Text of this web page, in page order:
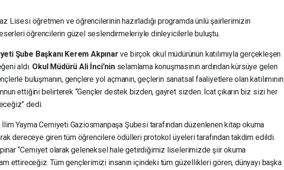
Lisesi öğretmen ve öğrencilerinin hazırladığı programda ünlü şairlerimizin
öğrencilerin güzel seslendirmeleriyle dinleyicilerle buluştu.
Şube Başkanı Kerem Akpınar ve birçok okul müdürünün katılımıyla gerçekleşen
aldı. Okul Müdürü Ali İnci’ninselamlama konuşmasının ardından kürsüye gelen
buluşmanın, gençlere yol açmanın, geçlerin sanatsal faaliyetlere olan katılımının
ettiğini belirterek “Gençler destek bizden, gayret sizden. İcat çıkarın biz sizi her
dedi.
Yayma Cemiyeti Gaziosmanpaşa Şubesi tarafından düzenlenen kitap okuma
dereceye giren tüm öğrencilere ödülleri protokol üyeleri tarafından takdim edildi.
“Cemiyet olarak geleneksel hale getirdiğimiz liselerimizde şiir okuma
ettireceğiz. Tüm gençlerimizi insanın içindeki tüm güzellikleri gören, dünyayı başka